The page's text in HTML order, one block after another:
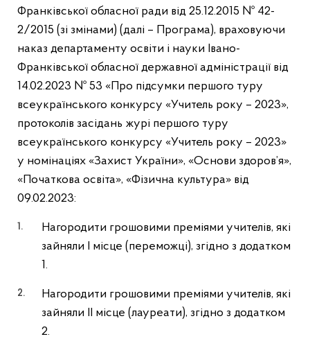
Франківської обласної ради від 25.12.2015 № 42-
2/2015 (зі змінами) (далі – Програма), враховуючи
наказ департаменту освіти і науки Івано-
Франківської обласної державної адміністрації від
14.02.2023 № 53 «Про підсумки першого туру
всеукраїнського конкурсу «Учитель року – 2023»,
протоколів засідань журі першого туру
всеукраїнського конкурсу «Учитель року – 2023»
у номінаціях «Захист України», «Основи здоров’я»,
«Початкова освіта», «Фізична культура» від
09.02.2023:
Нагородити грошовими преміями учителів, які
зайняли І місце (переможці), згідно з додатком
1.
Нагородити грошовими преміями учителів, які
зайняли ІІ місце (лауреати), згідно з додатком
2.